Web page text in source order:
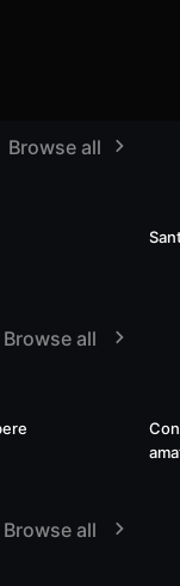
Browse all
Browse all
Browse all